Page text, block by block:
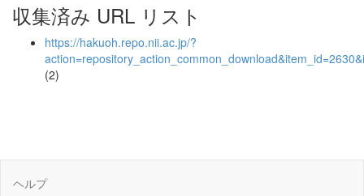
収集済み URL リスト
https://hakuoh.repo.nii.ac.jp/?
(2)
ヘルプ